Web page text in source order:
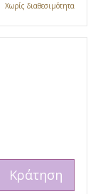
Χωρίς διαθεσιμότητα
Κράτηση